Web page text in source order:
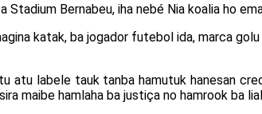
Stadium Bernabeu, iha nebé Nia koalia ho
katak, ba jogador futebol ida, marca
atu labele tauk tanba hamutuk hanesan
maibe hamlaha ba justiça no hamrook ba